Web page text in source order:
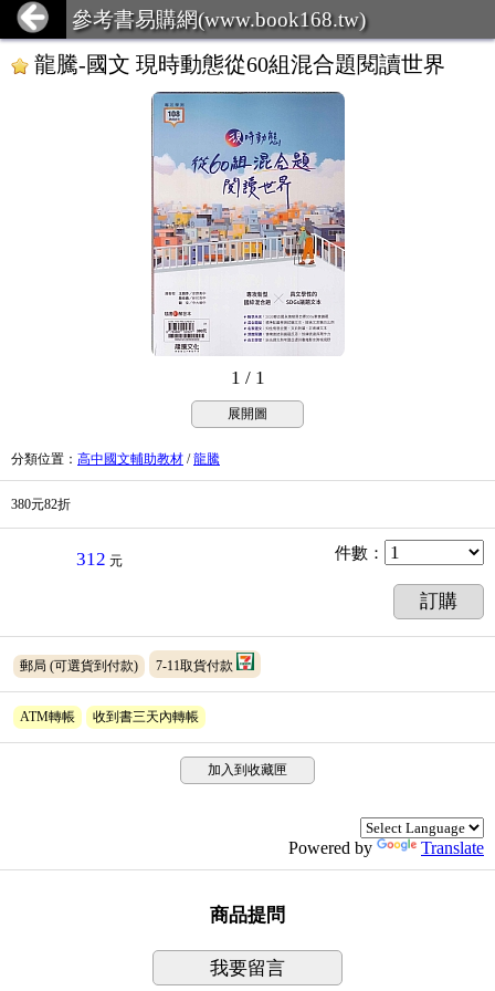
參考書易購網(www.book168.tw)
龍騰-國文 現時動態從60組混合題閱讀世界
1 / 1
展開圖
分類位置 ： 高中國文輔助教材 /龍騰
380元82折
312 元 件數 ：
訂購
郵局 (可選貨到付款) 7-11取貨付款
ATM轉帳 收到書三天內轉帳
加入到收藏匣
Powered by Translate
商品提問
我要留言